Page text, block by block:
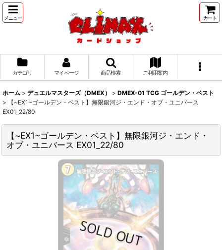
メニュー カート
カテゴリ マイページ 商品検索 ご利用案内
ホーム > デュエルマスターズ（DMEX） > DMEX-01 TCG ゴールデン・ベスト
>
【~EX1~ゴールデン・ベスト】無限銀河ジ・エンド・オブ・ユニバース
EX01_22/80
【~EX1~ゴールデン・ベスト】無限銀河ジ・エンド・
オブ・ユニバース EX01_22/80